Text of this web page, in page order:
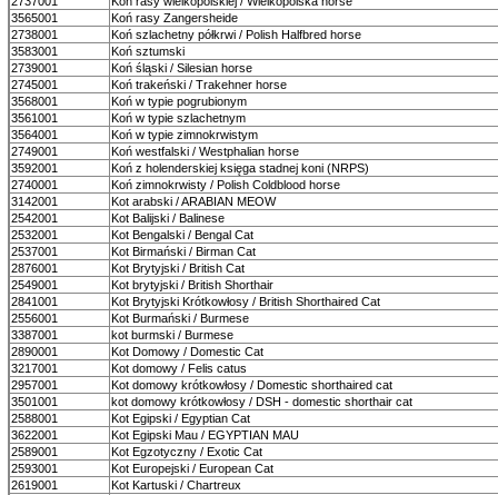
3565001
Koń rasy Zangersheide
2738001
Koń szlachetny półkrwi / Polish Halfbred horse
3583001
Koń sztumski
2739001
Koń śląski / Silesian horse
2745001
Koń trakeński / Trakehner horse
3568001
Koń w typie pogrubionym
3561001
Koń w typie szlachetnym
3564001
Koń w typie zimnokrwistym
2749001
Koń westfalski / Westphalian horse
3592001
Koń z holenderskiej księga stadnej koni (NRPS)
2740001
Koń zimnokrwisty / Polish Coldblood horse
3142001
Kot arabski / ARABIAN MEOW
2542001
Kot Balijski / Balinese
2532001
Kot Bengalski / Bengal Cat
2537001
Kot Birmański / Birman Cat
2876001
Kot Brytyjski / British Cat
2549001
Kot brytyjski / British Shorthair
2841001
Kot Brytyjski Krótkowłosy / British Shorthaired Cat
2556001
Kot Burmański / Burmese
3387001
kot burmski / Burmese
2890001
Kot Domowy / Domestic Cat
3217001
Kot domowy / Felis catus
2957001
Kot domowy krótkowłosy / Domestic shorthaired cat
3501001
kot domowy krótkowłosy / DSH - domestic shorthair cat
2588001
Kot Egipski / Egyptian Cat
3622001
Kot Egipski Mau / EGYPTIAN MAU
2589001
Kot Egzotyczny / Exotic Cat
2593001
Kot Europejski / European Cat
2619001
Kot Kartuski / Chartreux